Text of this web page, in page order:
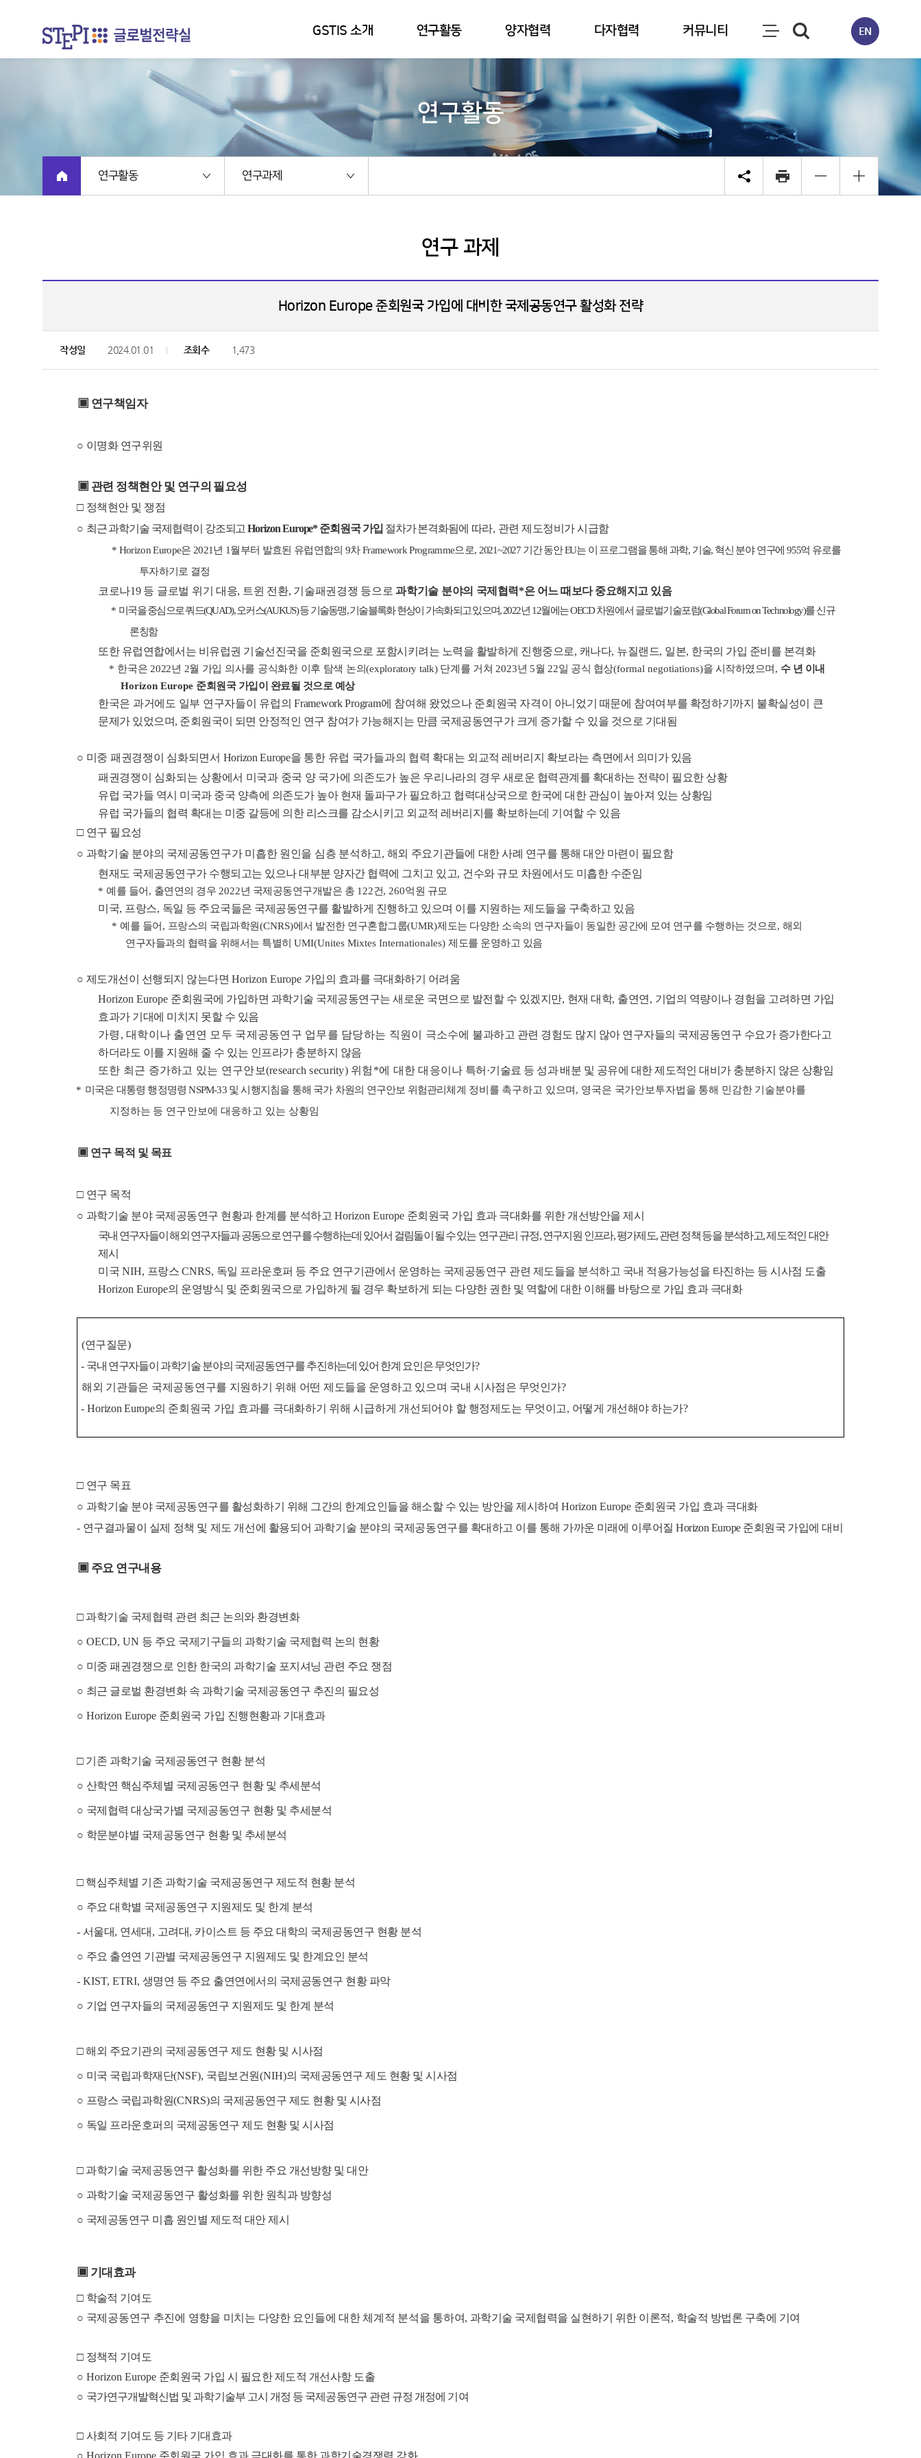
GSTIS 소개 연구활동 양자협력 다자협력 커뮤니티
연구활동
연구활동 연구과제
연구 과제
Horizon Europe 준회원국 가입에 대비한 국제공동연구 활성화 전략
작성일 2024.01.01 조회수 1,473
▣ 연구책임자
○ 이명화 연구위원
▣ 관련 정책현안 및 연구의 필요성
□ 정책현안 및 쟁점
○ 최근 과학기술 국제협력이 강조되고Horizon Europe* 준회원국 가입 절차가 본격화됨에 따라, 관련 제도정비가 시급함
* Horizon Europe은 2021년 1월부터 발효된 유럽연합의9차Framework Programme으로, 2021~2027 기간 동안EU는 이 프로그램을 통해 과학, 기술, 혁신 분야 연구에955억 유로를
투자하기로 결정
코로나19 등 글로벌 위기 대응, 트윈 전환, 기술패권경쟁 등으로과학기술 분야의 국제협력 *은 어느 때보다 중요해지고 있음
* 미국을 중심으로 쿼드(QUAD),오커스(AUKUS)등 기술동맹,기술블록화 현상이 가속화되고 있으며,2022년 12월에는OECD차원에서 글로벌기술포럼(Global Forum on Technology)를 신규
론칭함
또한 유럽연합에서는 비유럽권 기술선진국을 준회원국으로 포함시키려는 노력을 활발하게 진행중으로, 캐나다, 뉴질랜드, 일본, 한국의 가입 준비를 본격화
* 한국은 2022년 2월 가입 의사를 공식화한 이후 탐색 논의(exploratory talk) 단계를 거쳐 2023년 5월 22일 공식 협상(formal negotiations)을 시작하였으며 , 수 년 이내
Horizon Europe 준회원국 가입이 완료될 것으로 예상
한국은 과거에도 일부 연구자들이 유럽의Framework Program에 참여해 왔었으나 준회원국 자격이 아니었기 때문에 참여여부를 확정하기까지 불확실성이 큰
문제가 있었으며, 준회원국이 되면 안정적인 연구 참여가 가능해지는 만큼 국제공동연구가 크게 증가할 수 있을 것으로 기대됨
○ 미중 패권경쟁이 심화되면서 Horizon Europe을 통한 유럽 국가들과의 협력 확대는 외교적 레버리지 확보라는 측면에서 의미가 있음
패권경쟁이 심화되는 상황에서 미국과 중국 양 국가에 의존도가 높은 우리나라의 경우 새로운 협력관계를 확대하는 전략이 필요한 상황
유럽 국가들 역시 미국과 중국 양측에 의존도가 높아 현재 돌파구가 필요하고 협력대상국으로 한국에 대한 관심이 높아져 있는 상황임
유럽 국가들의 협력 확대는 미중 갈등에 의한 리스크를 감소시키고 외교적 레버리지를 확보하는데 기여할 수 있음
□ 연구 필요성
○ 과학기술 분야의 국제공동연구가 미흡한 원인을 심층 분석하고, 해외 주요기관들에 대한 사례 연구를 통해 대안 마련이 필요함
현재도 국제공동연구가 수행되고는 있으나 대부분 양자간 협력에 그치고 있고, 건수와 규모 차원에서도 미흡한 수준임
* 예를 들어 , 출연연의 경우 2022년 국제공동연구개발은 총 122건, 260억원 규모
미국, 프랑스, 독일 등 주요국들은 국제공동연구를 활발하게 진행하고 있으며 이를 지원하는 제도들을 구축하고 있음
* 예를 들어 , 프랑스의 국립과학원(CNRS)에서 발전한 연구혼합그룹(UMR)제도는 다양한 소속의 연구자들이 동일한 공간에 모여 연구를 수행하는 것으로, 해외
연구자들과의 협력을 위해서는 특별히 UMI(Unites Mixtes Internationales) 제도를 운영하고 있음
○ 제도개선이 선행되지 않는다면 Horizon Europe 가입의 효과를 극대화하기 어려움
Horizon Europe 준회원국에 가입하면 과학기술 국제공동연구는 새로운 국면으로 발전할 수 있겠지만, 현재 대학, 출연연 , 기업의 역량이나 경험을 고려하면 가입
효과가 기대에 미치지 못할 수 있음
가령 ,대학이나 출연연 모두 국제공동연구 업무를 담당하는 직원이 극소수에 불과하고 관련 경험도 많지 않아 연구자들의 국제공동연구 수요가 증가한다고
하더라도 이를 지원해 줄 수 있는 인프라가 충분하지 않음
또한 최근 증가하고 있는 연구안보(research security) 위험 *에 대한 대응이나 특허 ·기술료 등 성과 배분 및 공유에 대한 제도적인 대비가 충분하지 않은 상황임
* 미국은 대통령 행정명령NSPM-33 및 시행지침을 통해 국가 차원의 연구안보 위험관리체계 정비를 촉구하고 있으며 , 영국은 국가안보투자법을 통해 민감한 기술분야를
지정하는 등 연구안보에 대응하고 있는 상황임
▣ 연구 목적 및 목표
□ 연구 목적
○ 과학기술 분야 국제공동연구 현황과 한계를 분석하고 Horizon Europe 준회원국 가입 효과 극대화를 위한 개선방안을 제시
국내 연구자들이 해외 연구자들과 공동으로 연구를 수행하는데 있어서 걸림돌이 될 수 있는 연구관리 규정,연구지원 인프라,평가제도,관련 정책 등을 분석하고,제도적인 대안
제시
미국 NIH, 프랑스 CNRS, 독일 프라운호퍼 등 주요 연구기관에서 운영하는 국제공동연구 관련 제도들을 분석하고 국내 적용가능성을 타진하는 등 시사점 도출
Horizon Europe의 운영방식 및 준회원국으로 가입하게 될 경우 확보하게 되는 다양한 권한 및 역할에 대한 이해를 바탕으로 가입 효과 극대화
(연구질문)
- 국내 연구자들이 과학기술 분야의 국제공동연구를 추진하는데 있어 한계 요인은 무엇인가?
해외 기관들은 국제공동연구를 지원하기 위해 어떤 제도들을 운영하고 있으며 국내 시사점은 무엇인가?
-Horizon Europe의 준회원국 가입 효과를 극대화하기 위해 시급하게 개선되어야 할 행정제도는 무엇이고, 어떻게 개선해야 하는가?
□ 연구 목표
○ 과학기술 분야 국제공동연구를 활성화하기 위해 그간의 한계요인들을 해소할 수 있는 방안을 제시하여 Horizon Europe 준회원국 가입 효과 극대화
- 연구결과물이 실제 정책 및 제도 개선에 활용되어 과학기술 분야의 국제공동연구를 확대하고 이를 통해 가까운 미래에 이루어질Horizon Europe 준회원국 가입에 대비
▣ 주요 연구내용
□ 과학기술 국제협력 관련 최근 논의와 환경변화
○ OECD, UN 등 주요 국제기구들의 과학기술 국제협력 논의 현황
○ 미중 패권경쟁으로 인한 한국의 과학기술 포지셔닝 관련 주요 쟁점
○ 최근 글로벌 환경변화 속 과학기술 국제공동연구 추진의 필요성
○ Horizon Europe 준회원국 가입 진행현황과 기대효과
□ 기존 과학기술 국제공동연구 현황 분석
○ 산학연 핵심주체별 국제공동연구 현황 및 추세분석
○ 국제협력 대상국가별 국제공동연구 현황 및 추세분석
○ 학문분야별 국제공동연구 현황 및 추세분석
□ 핵심주체별 기존 과학기술 국제공동연구 제도적 현황 분석
○ 주요 대학별 국제공동연구 지원제도 및 한계 분석
- 서울대, 연세대 , 고려대, 카이스트 등 주요 대학의 국제공동연구 현황 분석
○ 주요 출연연 기관별 국제공동연구 지원제도 및 한계요인 분석
- KIST, ETRI, 생명연 등 주요 출연연에서의 국제공동연구 현황 파악
○ 기업 연구자들의 국제공동연구 지원제도 및 한계 분석
□ 해외 주요기관의 국제공동연구 제도 현황 및 시사점
○ 미국 국립과학재단(NSF), 국립보건원(NIH)의 국제공동연구 제도 현황 및 시사점
○ 프랑스 국립과학원(CNRS)의 국제공동연구 제도 현황 및 시사점
○ 독일 프라운호퍼의 국제공동연구 제도 현황 및 시사점
□ 과학기술 국제공동연구 활성화를 위한 주요 개선방향 및 대안
○ 과학기술 국제공동연구 활성화를 위한 원칙과 방향성
○ 국제공동연구 미흡 원인별 제도적 대안 제시
▣ 기대효과
□ 학술적 기여도
○ 국제공동연구 추진에 영향을 미치는 다양한 요인들에 대한 체계적 분석을 통하여, 과학기술 국제협력을 실현하기 위한 이론적, 학술적 방법론 구축에 기여
□ 정책적 기여도
○ Horizon Europe 준회원국 가입 시 필요한 제도적 개선사항 도출
○ 국가연구개발혁신법 및 과학기술부 고시 개정 등 국제공동연구 관련 규정 개정에 기여
□ 사회적 기여도 등 기타 기대효과
○ Horizon Europe 준회원국 가입 효과 극대화를 통한 과학기술경쟁력 강화